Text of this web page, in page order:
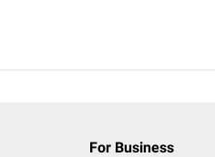
For Business